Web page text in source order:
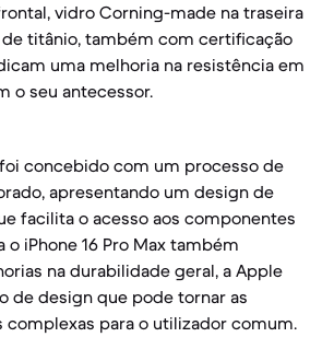
vidro Corning-made na traseira
titânio, também com certificação
uma melhoria na resistência em
o seu antecessor.
foi concebido com um processo de
apresentando um design de
facilita o acesso aos componentes
o iPhone 16 Pro Max também
na durabilidade geral, a Apple
de design que pode tornar as
complexas para o utilizador comum.